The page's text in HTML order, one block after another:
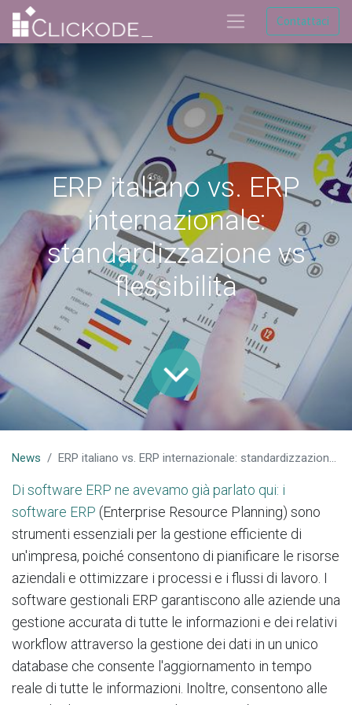
Contattaci
ERP italiano vs. ERP
internazionale:
standardizzazione vs
flessibilità
News ERP italiano vs. ERP internazionale: standardizzazione vs flessibilità
Di software ERP ne avevamo già parlato qui: i
software ERP (Enterprise Resource Planning) sono
strumenti essenziali per la gestione efficiente di
un'impresa, poiché consentono di pianificare le risorse
aziendali e ottimizzare i processi e i flussi di lavoro. I
software gestionali ERP garantiscono alle aziende una
gestione accurata di tutte le informazioni e dei relativi
workflow attraverso la gestione dei dati in un unico
database che consente l'aggiornamento in tempo
reale di tutte le informazioni. Inoltre, consentono alle